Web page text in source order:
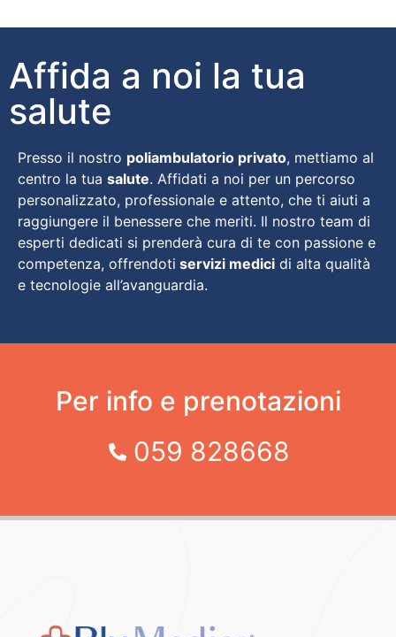
Affida a noi la tua
salute
Presso il nostro poliambulatorio privato, mettiamo al
centro la tua salute. Affidati a noi per un percorso
personalizzato, professionale e attento, che ti aiuti a
raggiungere il benessere che meriti. Il nostro team di
esperti dedicati si prenderà cura di te con passione e
competenza, offrendoti servizi medici di alta qualità
e tecnologie all’avanguardia.
Per info e prenotazioni
059 828668